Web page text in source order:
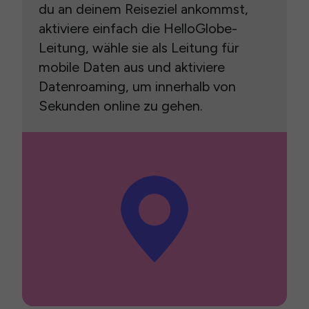
du an deinem Reiseziel ankommst,
aktiviere einfach die HelloGlobe-
Leitung, wähle sie als Leitung für
mobile Daten aus und aktiviere
Datenroaming, um innerhalb von
Sekunden online zu gehen.